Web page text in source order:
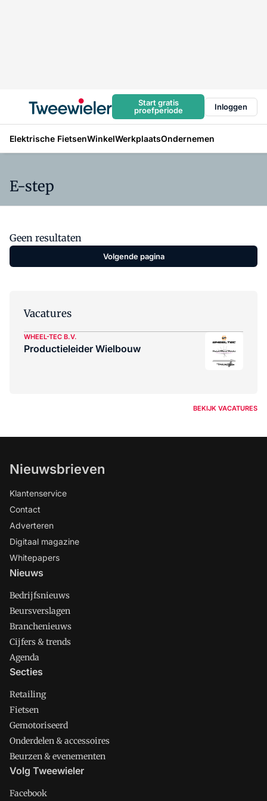
Start gratis
proefperiode
Inloggen
Elektrische FietsenWinkelWerkplaatsOndernemen
E-step
Geen resultaten
Volgende pagina
Vacatures
WHEEL-TEC B.V.
Productieleider Wielbouw
BEKIJK VACATURES
Nieuwsbrieven
Klantenservice
Contact
Adverteren
Digitaal magazine
Whitepapers
Nieuws
Bedrijfsnieuws
Beursverslagen
Branchenieuws
Cijfers & trends
Agenda
Secties
Retailing
Fietsen
Gemotoriseerd
Onderdelen & accessoires
Beurzen & evenementen
Volg Tweewieler
Facebook